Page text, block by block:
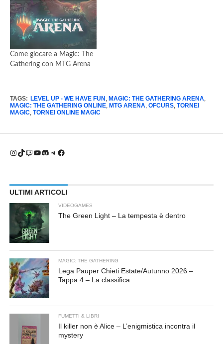
Come giocare a Magic: The
Gathering con MTG Arena
TAGS: LEVEL UP - WE HAVE FUN , MAGIC: THE GATHERING ARENA,
MAGIC: THE GATHERING ONLINE, MTG ARENA, OFCURS, TORNEI
MAGIC, TORNEI ONLINE MAGIC
Instagram
TikTok
Twitch
YouTube
Discord
Telegram
Facebook
ULTIMI ARTICOLI
VIDEOGAMES
The Green Light – La tempesta è dentro
MAGIC: THE GATHERING
Lega Pauper Chieti Estate/Autunno 2026 –
Tappa 4 – La classifica
FUMETTI & LIBRI
Il killer non è Alice – L’enigmistica incontra il
mystery